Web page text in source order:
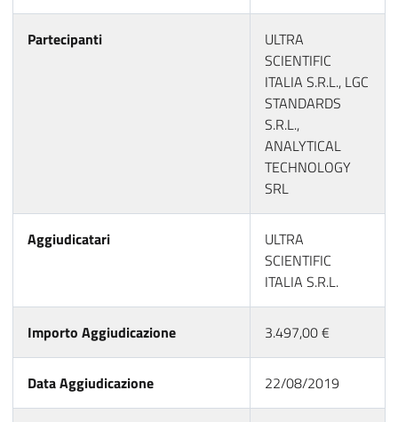
Partecipanti
ULTRA
SCIENTIFIC
ITALIA S.R.L., LGC
STANDARDS
S.R.L.,
ANALYTICAL
TECHNOLOGY
SRL
Aggiudicatari
ULTRA
SCIENTIFIC
ITALIA S.R.L.
Importo Aggiudicazione 3.497,00 €
Data Aggiudicazione 22/08/2019